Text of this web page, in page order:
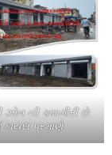
ની કામગીરી છે.
કાયદા પ્રમાણે